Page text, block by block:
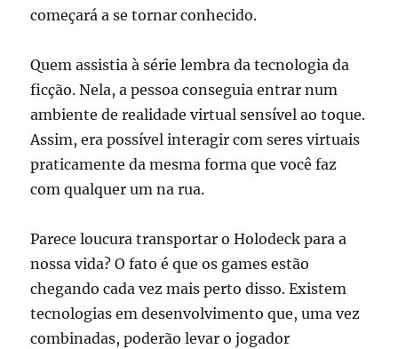
começará a se tornar conhecido.
Quem assistia à série lembra da tecnologia da
ficção. Nela, a pessoa conseguia entrar num
ambiente de realidade virtual sensível ao toque.
Assim, era possível interagir com seres virtuais
praticamente da mesma forma que você faz
com qualquer um na rua.
Parece loucura transportar o Holodeck para a
nossa vida? O fato é que os games estão
chegando cada vez mais perto disso. Existem
tecnologias em desenvolvimento que, uma vez
combinadas, poderão levar o jogador